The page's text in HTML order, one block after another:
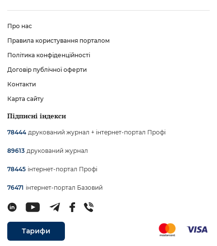
Про нас
Правила користування порталом
Політика конфіденційності
Договір публічної оферти
Контакти
Карта сайту
Підписні індекси
78444 друкований журнал + інтернет-портал Профі
89613 друкований журнал
78445 інтернет-портал Профі
76471 інтернет-портал Базовий
Тарифи